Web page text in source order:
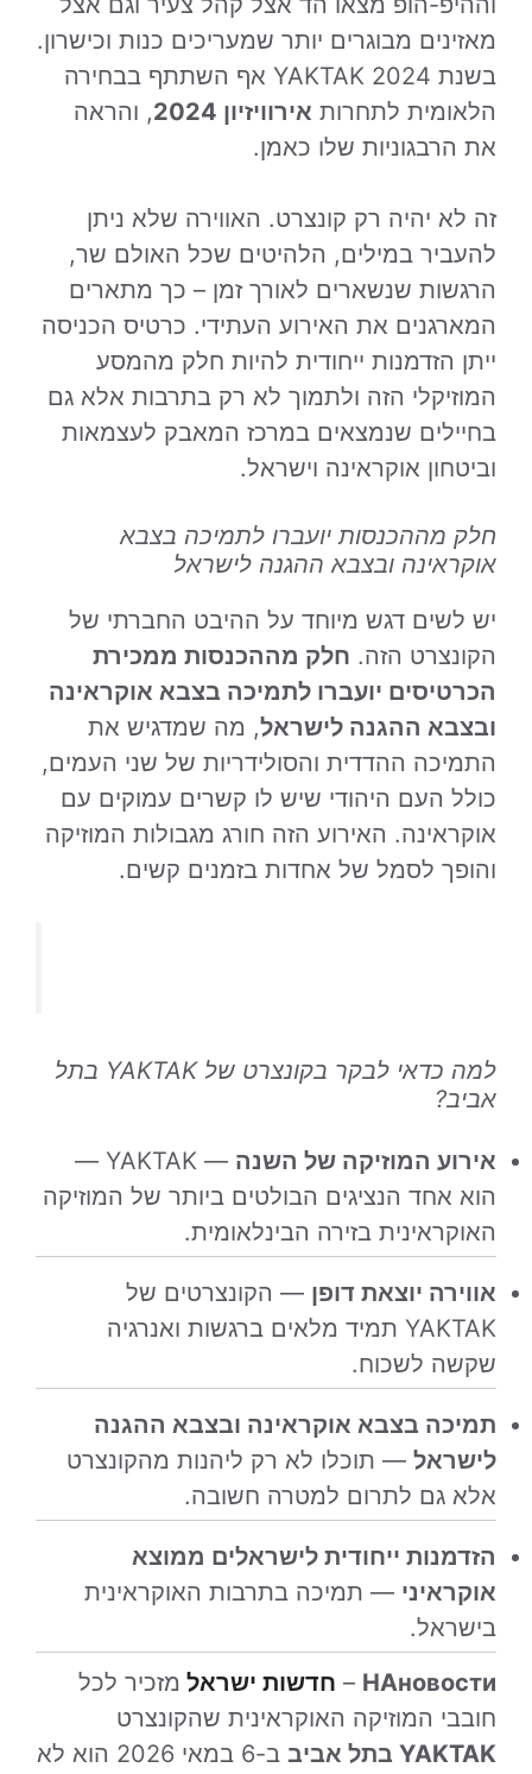
מאזינים מבוגרים יותר שמעריכים כנות וכישרון.
בשנת 2024 YAKTAK אף השתתף בבחירה
הלאומית לתחרות אירוויזיון 2024
, והראה
את הרבגוניות שלו כאמן.
זה לא יהיה רק קונצרט. האווירה שלא ניתן
להעביר במילים, הלהיטים שכל האולם שר,
הרגשות שנשארים לאורך זמן – כך מתארים
המארגנים את האירוע העתידי. כרטיס הכניסה
ייתן הזדמנות ייחודית להיות חלק מהמסע
המוזיקלי הזה ולתמוך לא רק בתרבות אלא גם
בחיילים שנמצאים במרכז המאבק לעצמאות
וביטחון אוקראינה וישראל.
חלק מההכנסות יועברו לתמיכה בצבא
אוקראינה ובצבא ההגנה לישראל
יש לשים דגש מיוחד על ההיבט החברתי של
הקונצרט הזה. חלק מההכנסות ממכירת
הכרטיסים יועברו לתמיכה בצבא אוקראינה
ובצבא ההגנה לישראל, מה שמדגיש את
התמיכה ההדדית והסולידריות של שני העמים,
כולל העם היהודי שיש לו קשרים עמוקים עם
אוקראינה. האירוע הזה חורג מגבולות המוזיקה
והופך לסמל של אחדות בזמנים קשים.
למה כדאי לבקר בקונצרט של YAKTAK בתל
אביב?
אירוע המוזיקה של השנה
— YAKTAK —
הוא אחד הנציגים הבולטים ביותר של המוזיקה
האוקראינית בזירה הבינלאומית.
אווירה יוצאת דופן — הקונצרטים של
YAKTAK תמיד מלאים ברגשות ואנרגיה
שקשה לשכוח.
תמיכה בצבא אוקראינה ובצבא ההגנה
לישראל — תוכלו לא רק ליהנות מהקונצרט
אלא גם לתרום למטרה חשובה.
הזדמנות ייחודית לישראלים ממוצא
אוקראיני — תמיכה בתרבות האוקראינית
בישראל.
НАновости
– חדשות ישראל מזכיר לכל
חובבי המוזיקה האוקראינית שהקונצרט
YAKTAK בתל אביב
ב-6 במאי 2026 הוא לא